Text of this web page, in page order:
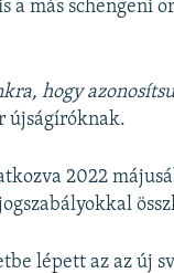
a más schengeni
hogy
újságíróknak.
2022
lépett az az új